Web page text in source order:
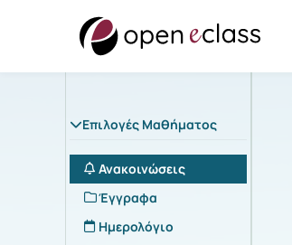
Επιλογές Μαθήματος
Ανακοινώσεις
Έγγραφα
Ημερολόγιο